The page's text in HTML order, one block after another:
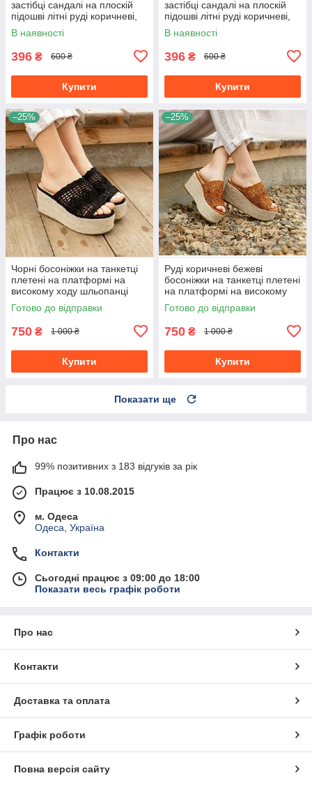
застібці сандалі на плоскій
підошві літні руді коричневі,
чорні з візерунком
В наявності
396 ₴ 600 ₴
Купити
застібці сандалі на плоскій
підошві літні руді коричневі,
чорні з візерунком
В наявності
396 ₴ 600 ₴
Купити
–25%
Чорні босоніжки на танкетці
плетені на платформі на
високому ходу шльопанці
Готово до відправки
750 ₴ 1 000 ₴
Купити
–25%
Руді коричневі бежеві
босоніжки на танкетці плетені
на платформі на високому
ходу шльопанці
Готово до відправки
750 ₴ 1 000 ₴
Купити
Показати ще
Про нас
99% позитивних з 183 відгуків за рік
Працює з 10.08.2015
м. Одеса
Одеса, Україна
Контакти
Сьогодні працює з 09:00 до 18:00
Показати весь графік роботи
Про нас
Контакти
Доставка та оплата
Графік роботи
Повна версія сайту